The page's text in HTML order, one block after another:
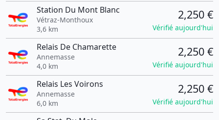
Station Du Mont Blanc
Vétraz-Monthoux
3,6 km
2,250 €
Vérifié aujourd'hui
Relais De Chamarette
Annemasse
4,0 km
2,250 €
Vérifié aujourd'hui
Relais Les Voirons
Annemasse
6,0 km
2,250 €
Vérifié aujourd'hui